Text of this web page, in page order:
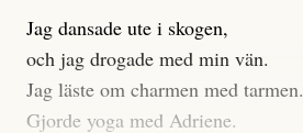
Jag dansade ute i skogen,
och jag drogade med min vän.
Jag läste om charmen med tarmen.
Gjorde yoga med Adriene.